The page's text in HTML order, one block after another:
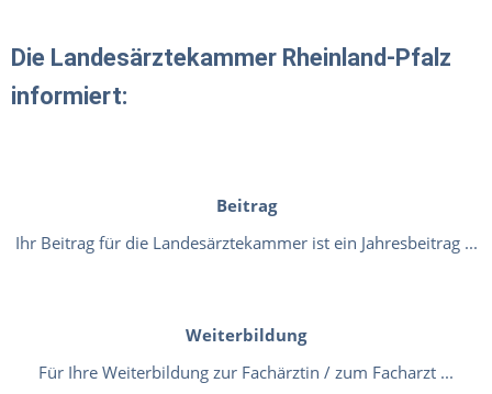
Die Landesärztekammer Rheinland-Pfalz
informiert:
Beitrag
Ihr Beitrag für die Landesärztekammer ist ein Jahresbeitrag ...
Weiterbildung
Für Ihre Weiterbildung zur Fachärztin / zum Facharzt ...